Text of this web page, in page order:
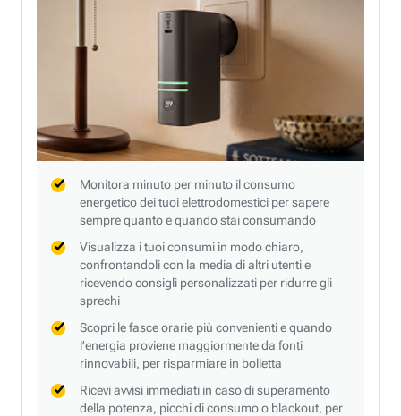
Monitora minuto per minuto il consumo
energetico dei tuoi elettrodomestici per sapere
sempre quanto e quando stai consumando
Visualizza i tuoi consumi in modo chiaro,
confrontandoli con la media di altri utenti e
ricevendo consigli personalizzati per ridurre gli
sprechi
Scopri le fasce orarie più convenienti e quando
l’energia proviene maggiormente da fonti
rinnovabili, per risparmiare in bolletta
Ricevi avvisi immediati in caso di superamento
della potenza, picchi di consumo o blackout, per